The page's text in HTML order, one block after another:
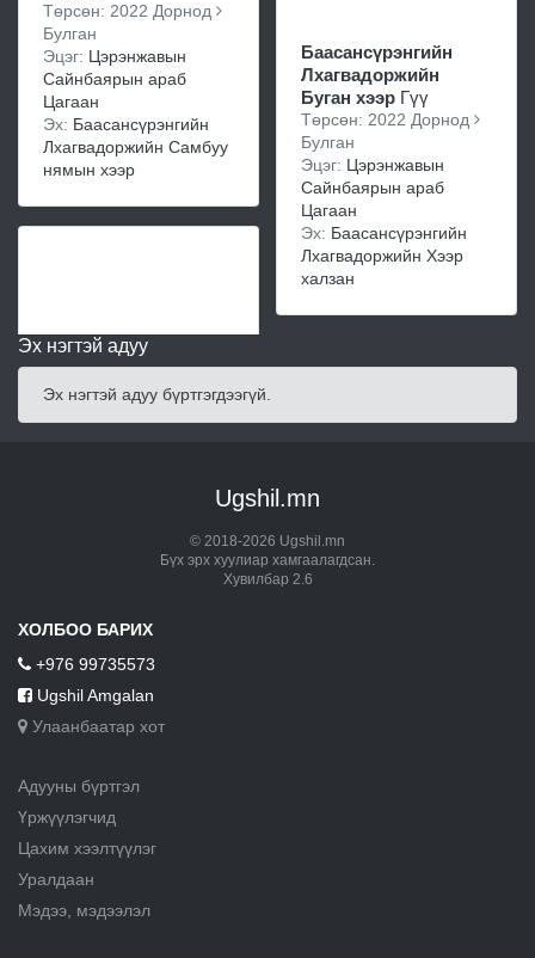
Төрсөн: 2022 Дорнод
Булган
Эцэг: Цэрэнжавын
Сайнбаярын араб
Цагаан
Эх: Баасансүрэнгийн
Лхагвадоржийн Самбуу
нямын хээр
Баасансүрэнгийн
Лхагвадоржийн
Буган хээр Гүү
Төрсөн: 2022 Дорнод
Булган
Эцэг: Цэрэнжавын
Сайнбаярын араб
Цагаан
Эх: Баасансүрэнгийн
Лхагвадоржийн Хээр
халзан
Эх нэгтэй адуу
Эх нэгтэй адуу бүртгэгдээгүй.
Ugshil.mn
© 2018-2026 Ugshil.mn
Бүх эрх хуулиар хамгаалагдсан.
Хувилбар 2.6
ХОЛБОО БАРИХ
+976 99735573
Ugshil Amgalan
Улаанбаатар хот
Адууны бүртгэл
Үржүүлэгчид
Цахим хээлтүүлэг
Уралдаан
Мэдээ, мэдээлэл